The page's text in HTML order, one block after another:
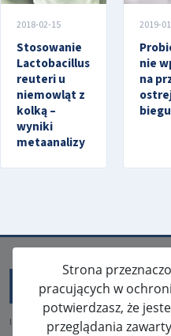
2018-02-15
Stosowanie
Lactobacillus
reuteri u
niemowląt z
kolką –
wyniki
metaanalizy
2019-
nie
na
Strona
pracujących w
potwierdzasz, że
przeglądania
ISSN: 2080-5438